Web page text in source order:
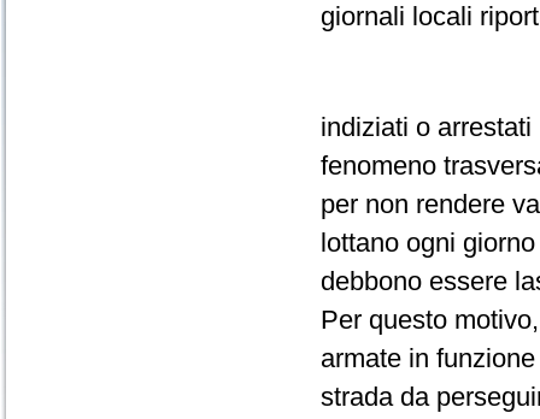
giornali locali
indiziati o
fenomeno
per non rendere
lottano ogni
debbono essere
Per questo
armate in
strada da